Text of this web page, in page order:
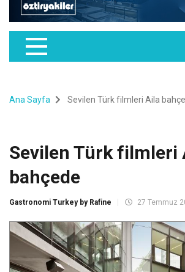
Ana Sayfa Sevilen Türk filmleri Aila
Sevilen Türk filmleri
bahçede
Gastronomi Turkey by Rafine 27 Temmuz